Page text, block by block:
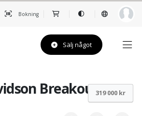
Bokning
Sälj något
Breakout •319 000 kr